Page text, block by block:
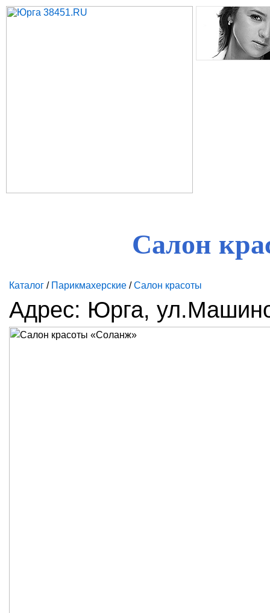
Салон
Каталог / Парикмахерские /Салон красоты
Адрес: Юрга,